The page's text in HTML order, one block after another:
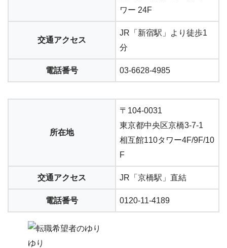
ワー 24F
交通アクセス
JR「新宿駅」より徒歩1
分
電話番号 03-6628-4985
所在地
〒104-0031
東京都中央区京橋3-7-1
相互館110タワー4F/9F/10
F
交通アクセス JR「京橋駅」直結
電話番号 0120-11-4189
ゆり